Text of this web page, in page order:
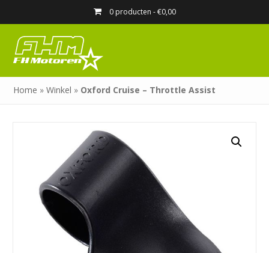
0 producten -€0,00
Home »Winkel » Oxford Cruise – Throttle Assist